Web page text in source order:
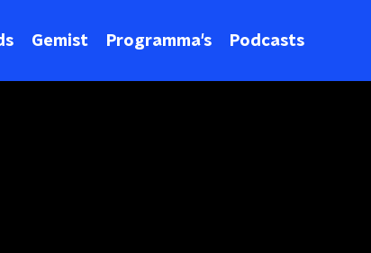
Gemist Programma's Podcasts